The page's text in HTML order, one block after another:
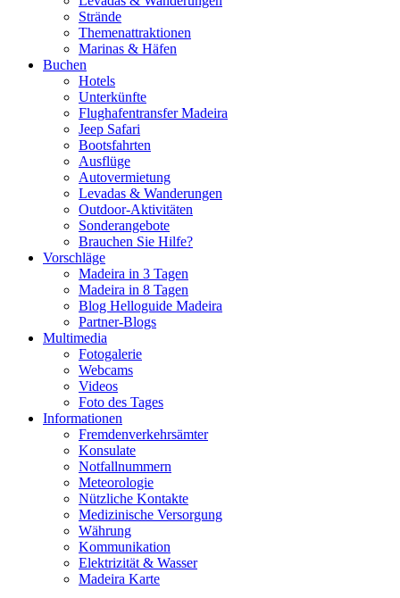
Strände
Themenattraktionen
Marinas & Häfen
Buchen
Hotels
Unterkünfte
Flughafentransfer Madeira
Jeep Safari
Bootsfahrten
Ausflüge
Autovermietung
Levadas & Wanderungen
Outdoor-Aktivitäten
Sonderangebote
Brauchen Sie Hilfe?
Vorschläge
Madeira in 3 Tagen
Madeira in 8 Tagen
Blog Helloguide Madeira
Partner-Blogs
Multimedia
Fotogalerie
Webcams
Videos
Foto des Tages
Informationen
Fremdenverkehrsämter
Konsulate
Notfallnummern
Meteorologie
Nützliche Kontakte
Medizinische Versorgung
Währung
Kommunikation
Elektrizität & Wasser
Madeira Karte